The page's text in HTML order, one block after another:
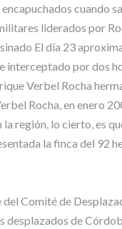
cuando
liderados por
El día 23
interceptado por dos
Verbel Rocha
Rocha, en enero
región, lo cierto, es
la finca del 92
Comité de
desplazados de